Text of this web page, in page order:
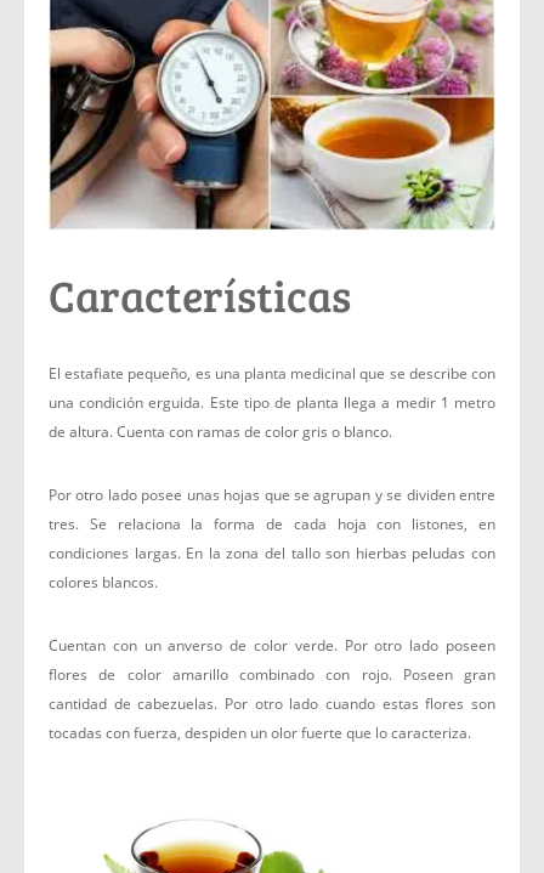
Características
El estafiate pequeño, es una planta medicinal que se describe con
una condición erguida. Este tipo de planta llega a medir 1 metro
de altura. Cuenta con ramas de color gris o blanco.
Por otro lado posee unas hojas que se agrupan y se dividen entre
tres. Se relaciona la forma de cada hoja con listones, en
condiciones largas. En la zona del tallo son hierbas peludas con
colores blancos.
Cuentan con un anverso de color verde. Por otro lado poseen
flores de color amarillo combinado con rojo. Poseen gran
cantidad de cabezuelas. Por otro lado cuando estas flores son
tocadas con fuerza, despiden un olor fuerte que lo caracteriza.